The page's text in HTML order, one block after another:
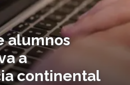
alumnos
a
continental